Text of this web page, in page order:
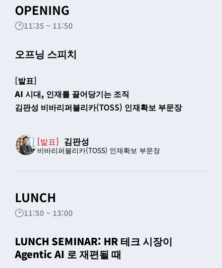
OPENING
11:35 ~ 11:50
오프닝 스피치
[발표]
AI 시대, 인재를 끌어당기는 조직
김판성 비바리퍼블리카(TOSS) 인재확보 부문장
[발표] 김판성
비바리퍼블리카(TOSS) 인재확보 부문장
LUNCH
11:50 ~ 13:00
LUNCH SEMINAR: HR 테크 시장이
Agentic AI 로 재편될 때